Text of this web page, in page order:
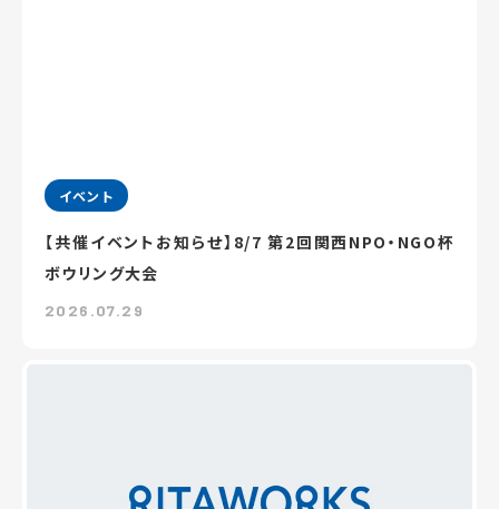
イベント
【共催イベントお知らせ】8/7 第2回関西NPO・NGO杯
ボウリング大会
2026.07.29